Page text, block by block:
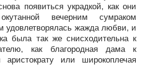
появиться украдкой, как они
вечерним сумраком
удовлетворялась жажда любви, и
была так же снисходительна к
как благородная дама к
аристократу или широкоплечая